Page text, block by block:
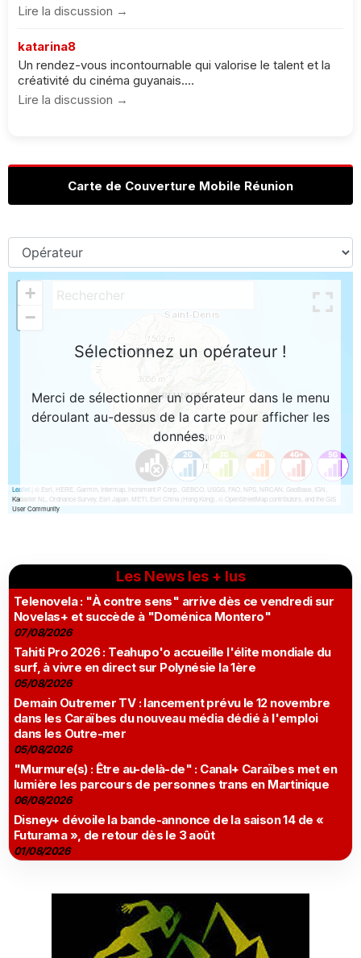
Lire la discussion →
katarina8
Un rendez-vous incontournable qui valorise le talent et la
créativité du cinéma guyanais....
Lire la discussion →
Carte de Couverture Mobile Réunion
Les News les + lus
Telenovela : "À contre sens" arrive dès ce vendredi sur
Novelas+ et succède à "Doménica Montero"
07/08/2026
Tahiti Pro 2026 : Teahupo'o accueille l'élite mondiale du
surf, à vivre en direct sur Polynésie la 1ère
05/08/2026
Demain Outremer TV : lancement prévu le 12 novembre
dans les Caraïbes du nouveau média dédié à l'emploi
dans les Outre-mer
05/08/2026
"Murmure(s) : Être au-delà-de" : Canal+ Caraïbes met en
lumière les parcours de personnes trans en Martinique
06/08/2026
Disney+ dévoile la bande-annonce de la saison 14 de «
Futurama », de retour dès le 3 août
01/08/2026